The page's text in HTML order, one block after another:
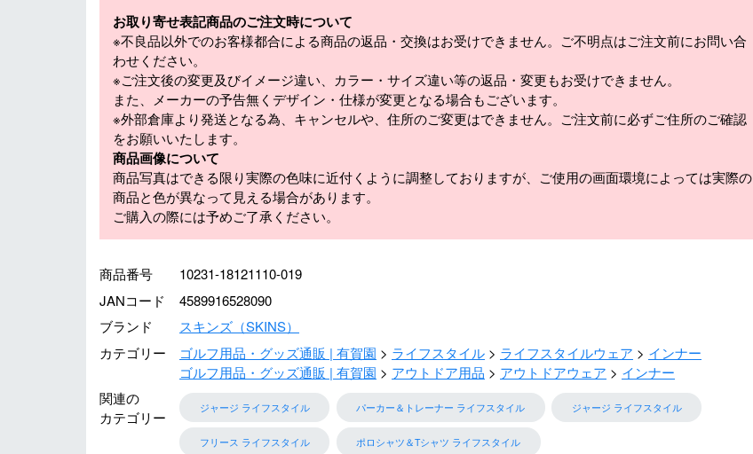
お取り寄せ表記商品のご注文時について
※不良品以外でのお客様都合による商品の返品・交換はお受けできません。ご不明点はご注文前にお問い合
わせください。
※ご注文後の変更及びイメージ違い、カラー・サイズ違い等の返品・変更もお受けできません。
また、メーカーの予告無くデザイン・仕様が変更となる場合もございます。
※外部倉庫より発送となる為、キャンセルや、住所のご変更はできません。ご注文前に必ずご住所のご確認
をお願いいたします。
商品画像について
商品写真はできる限り実際の色味に近付くように調整しておりますが、ご使用の画面環境によっては実際の
商品と色が異なって見える場合があります。
ご購入の際には予めご了承ください。
商品番号
10231-18121110-019
JANコード
4589916528090
ブランド
スキンズ（SKINS）
カテゴリー
ゴルフ用品・グッズ通販 | 有賀園 ライフスタイル ライフスタイルウェア
インナー
ゴルフ用品・グッズ通販 | 有賀園
アウトドア用品 アウトドアウェア
インナー
関連の
カテゴリー
ジャージ ライフスタイル パーカー＆トレーナー ライフスタイル ジャージ ライフスタイル
フリース ライフスタイル ポロシャツ＆Tシャツ ライフスタイル